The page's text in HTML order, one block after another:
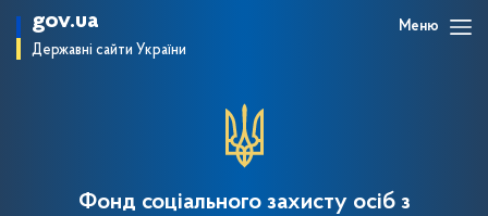
gov.ua
Державні сайти України
Меню
Фонд соціального захисту осіб з